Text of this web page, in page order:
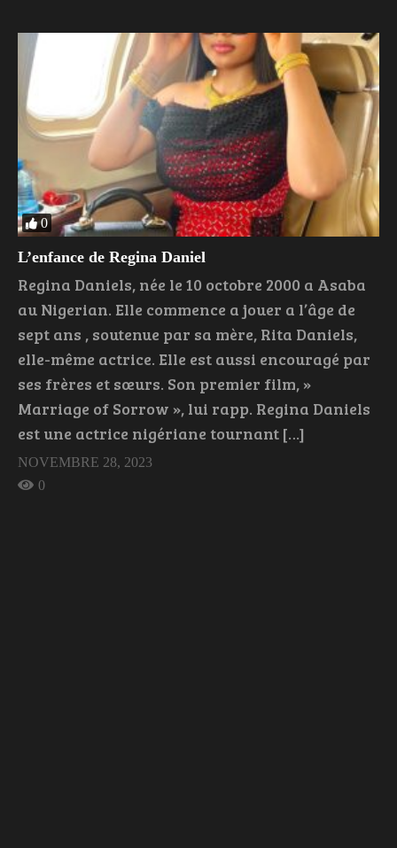
0
L’enfance de Regina Daniel
Regina Daniels, née le 10 octobre 2000 a Asaba
au Nigerian. Elle commence a jouer a l’âge de
sept ans , soutenue par sa mère, Rita Daniels,
elle-même actrice. Elle est aussi encouragé par
ses frères et sœurs. Son premier film, »
Marriage of Sorrow », lui rapp. Regina Daniels
est une actrice nigériane tournant […]
NOVEMBRE 28, 2023
0